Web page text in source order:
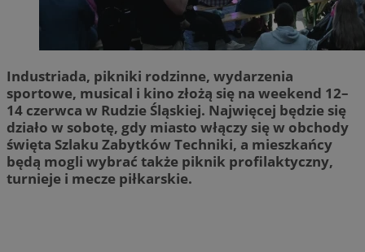
Industriada, pikniki rodzinne, wydarzenia
sportowe, musical i kino złożą się na weekend 12–
14 czerwca w Rudzie Śląskiej. Najwięcej będzie się
działo w sobotę, gdy miasto włączy się w obchody
święta Szlaku Zabytków Techniki, a mieszkańcy
będą mogli wybrać także piknik profilaktyczny,
turnieje i mecze piłkarskie.